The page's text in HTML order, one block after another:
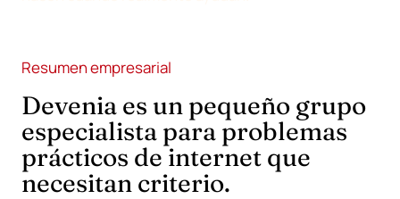
Resumen empresarial
Devenia es un pequeño grupo
especialista para problemas
prácticos de internet que
necesitan criterio.